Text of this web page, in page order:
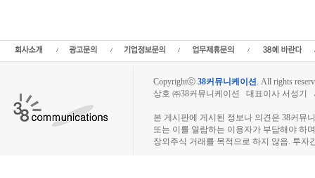
Copyrightⓒ 38커뮤니케이션. All rights
상호 ㈜38커뮤니케이션 대표이사 서성기
본 게시판에 게시된 정보나 의견은 38커뮤
또는 이를 열람하는 이용자가 부담해야 하
장외주식 거래를 목적으로 하지 않음. 투